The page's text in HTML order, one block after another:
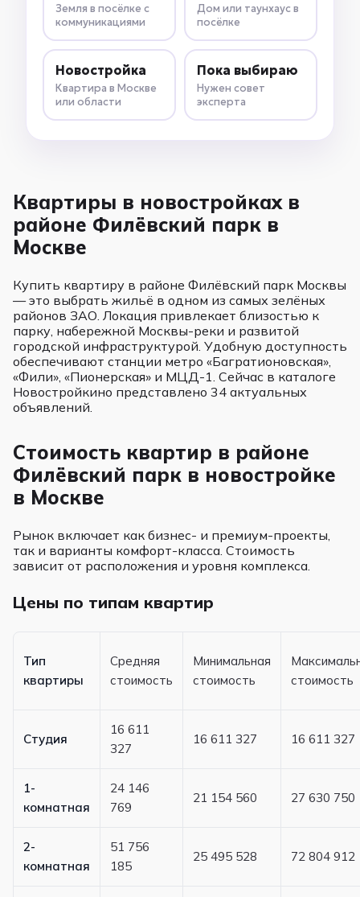
Земля в посёлке с
коммуникациями
Дом или таунхаус в
посёлке
Новостройка
Квартира в Москве
или области
Пока выбираю
Нужен совет
эксперта
Квартиры в новостройках в
районе Филёвский парк в
Москве
Купить квартиру в районе Филёвский парк Москвы
— это выбрать жильё в одном из самых зелёных
районов ЗАО. Локация привлекает близостью к
парку, набережной Москвы-реки и развитой
городской инфраструктурой. Удобную доступность
обеспечивают станции метро «Багратионовская»,
«Фили», «Пионерская» и МЦД-1. Сейчас в каталоге
Новостройкино представлено 34 актуальных
объявлений.
Стоимость квартир в районе
Филёвский парк в новостройке
в Москве
Рынок включает как бизнес- и премиум-проекты,
так и варианты комфорт-класса. Стоимость
зависит от расположения и уровня комплекса.
Цены по типам квартир
Тип
квартиры
Средняя
стоимость
Минимальная
стоимость
стоимость
Студия
16 611
327
16 611 327 16 611 327
1-
комнатная
24 146
769
21 154 560 27 630 750
2-
комнатная
51 756
185
25 495 528 72 804 912